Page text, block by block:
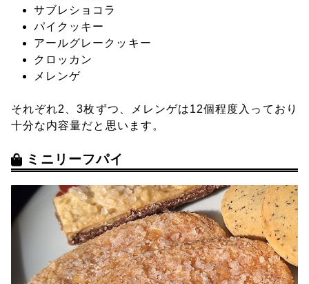
サブレショコラ
パイクッキー
アールグレークッキー
クロッカン
メレンゲ
それぞれ2、3枚ずつ、メレンゲは12個程度入っており
十分な内容量だと思います。
ミニリーフパイ